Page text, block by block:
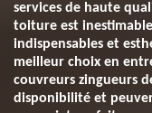
services de haute
toiture est
indispensables et
meilleur choix en
couvreurs zingueurs
disponibilité et